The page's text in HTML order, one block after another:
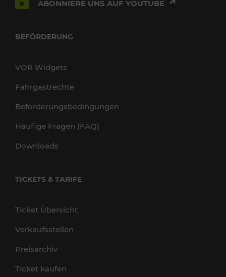
ABONNIERE UNS AUF YOUTUBE
BEFÖRDERUNG
VOR Widgets
Fahrgastrechte
Beförderungsbedingungen
Häufige Fragen (FAQ)
Downloads
TICKETS & TARIFE
Ticket Übersicht
Verkaufsstellen
Preisarchiv
Ticket kaufen